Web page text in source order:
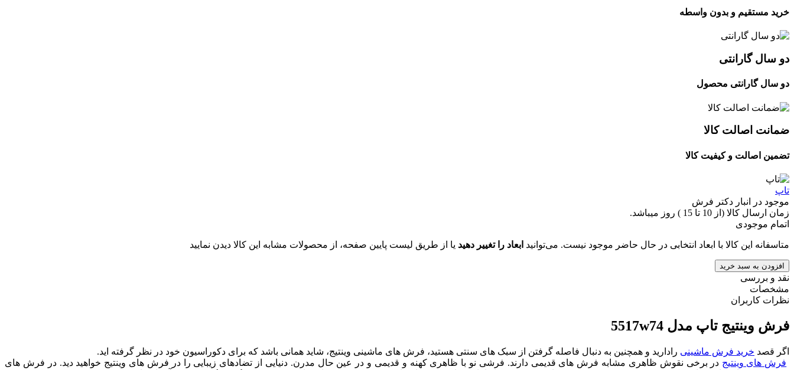
خرید مستقیم و بدون واسطه
دو سال گارانتی
دو سال گارانتی محصول
ضمانت اصالت کالا
تضمین اصالت و کیفیت کالا
تاپ
موجود در انبار دکتر فرش
زمان ارسال کالا (از 10 تا 15 ) روز میباشد.
اتمام موجودی
متاسفانه این کالا با ابعاد انتخابی در حال حاضر موجود نیست. می‌توانید ابعاد را تغییر دهید یا از طریق لیست پایین صفحه، از محصولات مشابه این کالا دیدن نمایید
افزودن به سبد خرید
نقد و بررسی
مشخصات
نظرات کاربران
فرش وینتیج تاپ مدل 5517w74
اگر قصد خرید فرش ماشینی رادارید و همچنین به دنبال فاصله گرفتن از سبک های سنتی هستید، فرش های ماشینی وینتیج، شاید همانی باشد که برای دکوراسیون خود در نظر گرفته اید.
فرش های وینتیج در برخی نقوش ظاهری مشابه فرش های قدیمی دارند. فرشی نو با ظاهری کهنه و قدیمی و در عین حال مدرن. دنیایی از تضادهای زیبایی را در فرش های وینتیج خواهید دید. در فرش های